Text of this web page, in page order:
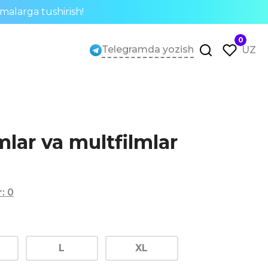
tushirish!
Telegramda yozish
0
UZ
va multfilmlar
: 0
L XL